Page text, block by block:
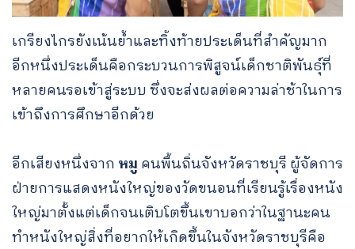
เกรียงไกรยังเน้นย้ำและทิ้งท้ายประเด็นที่สำคัญมาก
อีกหนึ่งประเด็นคือกระบวนการพิสูจน์เด็กชาติพันธุ์ที่
หลายคนรอเข้าสู่ระบบ ซึ่งจะส่งผลต่อความล่าช้าในการ
เข้าถึงการศึกษาอีกด้วย
อีกเสียงหนึ่งจาก หมู คนพื้นถิ่นจังหวัดราชบุรี ผู้จัดการ
ฝ่ายการแสดงหนังใหญ่ของวัดขนอนที่เรียนรู้เรื่องหนัง
ใหญ่มาตั้งแต่เด็กจนเติบโตขึ้นเขาบอกว่าในฐานะคน
ทำหนังใหญ่สิ่งที่อยากให้เกิดขึ้นในจังหวัดราชบุรีคือ